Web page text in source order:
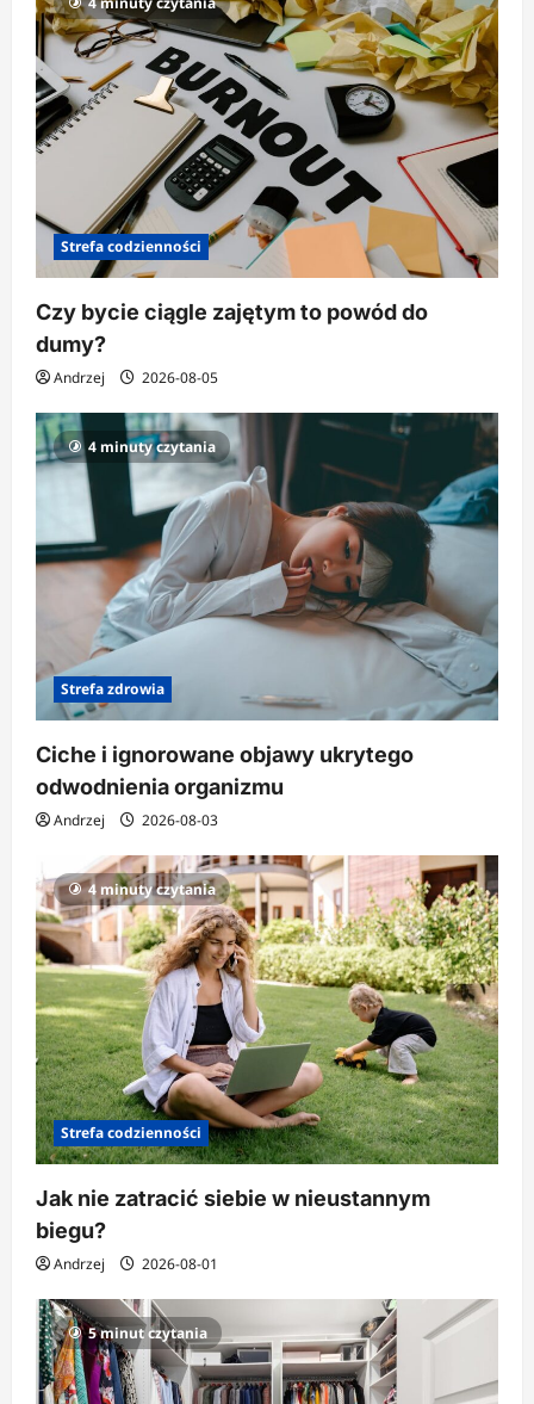
Strefa codzienności
Czy bycie ciągle zajętym to powód do
dumy?
Andrzej 2026-08-05
4 minuty czytania
Strefa zdrowia
Ciche i ignorowane objawy ukrytego
odwodnienia organizmu
Andrzej 2026-08-03
4 minuty czytania
Strefa codzienności
Jak nie zatracić siebie w nieustannym
biegu?
Andrzej 2026-08-01
5 minut czytania